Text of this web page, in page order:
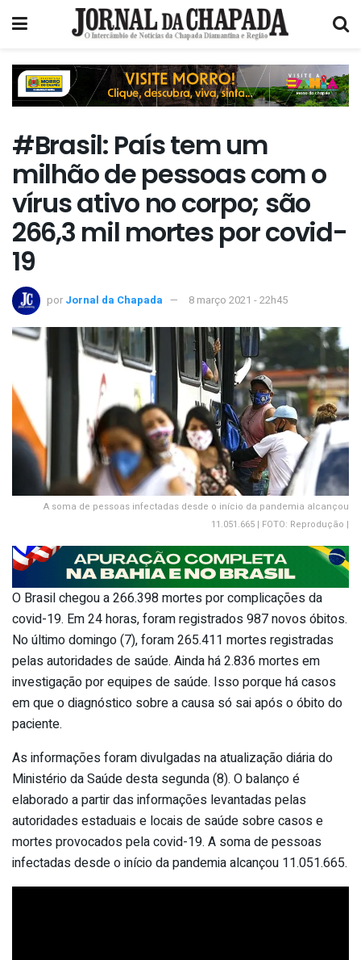
#Brasil: País tem um
milhão de pessoas com o
vírus ativo no corpo; são
266,3 mil mortes por covid-
19
por Jornal da Chapada 8 março 2021 - 22h45
A soma de pessoas infectadas desde o início da pandemia alcançou
11.051.665 | FOTO: Reprodução |
O Brasil chegou a 266.398 mortes por complicações da
covid-19. Em 24 horas, foram registrados 987 novos óbitos.
No último domingo (7), foram 265.411 mortes registradas
pelas autoridades de saúde. Ainda há 2.836 mortes em
investigação por equipes de saúde. Isso porque há casos
em que o diagnóstico sobre a causa só sai após o óbito do
paciente.
As informações foram divulgadas na atualização diária do
Ministério da Saúde desta segunda (8). O balanço é
elaborado a partir das informações levantadas pelas
autoridades estaduais e locais de saúde sobre casos e
mortes provocados pela covid-19. A soma de pessoas
infectadas desde o início da pandemia alcançou 11.051.665.